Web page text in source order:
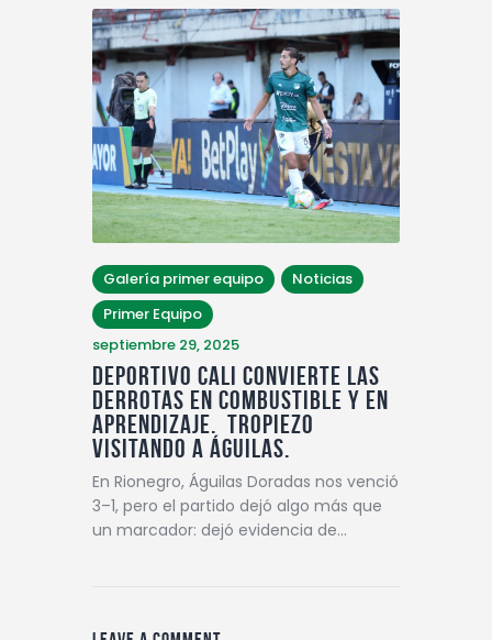
Galería primer equipo
Noticias
Primer Equipo
septiembre 29, 2025
Deportivo Cali convierte las
derrotas en combustible y en
aprendizaje. Tropiezo
visitando a Águilas.
En Rionegro, Águilas Doradas nos venció
3–1, pero el partido dejó algo más que
un marcador: dejó evidencia de…